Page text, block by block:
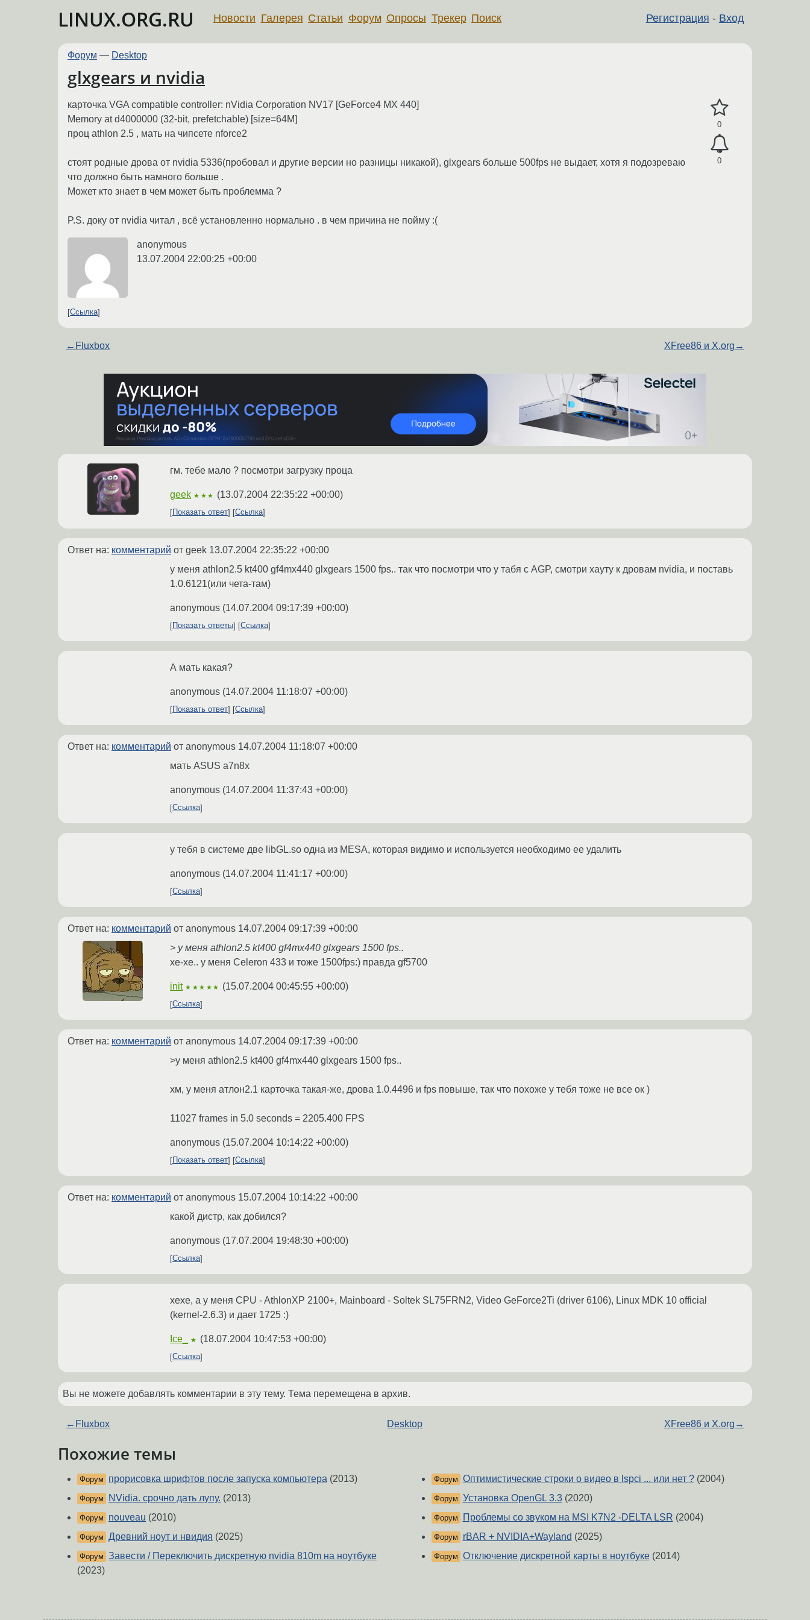
LINUX.ORG.RU Регистрация - Вход
Новости Галерея Статьи Форум Опросы Трекер Поиск
Форум — Desktop
glxgears и nvidia
0
0
карточка VGA compatible controller: nVidia Corporation NV17 [GeForce4 MX 440]
Memory at d4000000 (32-bit, prefetchable) [size=64M]
проц athlon 2.5 , мать на чипсете nforce2
стоят родные дрова от nvidia 5336(пробовал и другие версии но разницы никакой), glxgears больше 500fps не выдает, хотя я подозреваю
что должно быть намного больше .
Может кто знает в чем может быть проблемма ?
P.S. доку от nvidia читал , всё установленно нормально . в чем причина не пойму :(
anonymous
13.07.2004 22:00:25 +00:00
Ссылка
← Fluxbox XFree86 и X.org →
гм. тебе мало ? посмотри загрузку проца
geek ★★★ (13.07.2004 22:35:22 +00:00)
Показать ответ Ссылка
Ответ на: комментарий от geek 13.07.2004 22:35:22 +00:00
у меня athlon2.5 kt400 gf4mx440 glxgears 1500 fps.. так что посмотри что у табя с AGP, смотри хауту к дровам nvidia, и поставь
1.0.6121(или чета-там)
anonymous (14.07.2004 09:17:39 +00:00)
Показать ответы Ссылка
А мать какая?
anonymous (14.07.2004 11:18:07 +00:00)
Показать ответ Ссылка
Ответ на: комментарий от anonymous 14.07.2004 11:18:07 +00:00
мать ASUS a7n8x
anonymous (14.07.2004 11:37:43 +00:00)
Ссылка
у тебя в системе две libGL.so одна из MESA, которая видимо и используется необходимо ее удалить
anonymous (14.07.2004 11:41:17 +00:00)
Ссылка
Ответ на: комментарий от anonymous 14.07.2004 09:17:39 +00:00
> у меня athlon2.5 kt400 gf4mx440 glxgears 1500 fps..
хе-хе.. у меня Celeron 433 и тоже 1500fps:) правда gf5700
init ★★★★★ (15.07.2004 00:45:55 +00:00)
Ссылка
Ответ на: комментарий от anonymous 14.07.2004 09:17:39 +00:00
>у меня athlon2.5 kt400 gf4mx440 glxgears 1500 fps..
хм, у меня атлон2.1 карточка такая-же, дрова 1.0.4496 и fps повыше, так что похоже у тебя тоже не все ок )
11027 frames in 5.0 seconds = 2205.400 FPS
anonymous (15.07.2004 10:14:22 +00:00)
Показать ответ Ссылка
Ответ на: комментарий от anonymous 15.07.2004 10:14:22 +00:00
какой дистр, как добился?
anonymous (17.07.2004 19:48:30 +00:00)
Ссылка
хехе, а у меня CPU - AthlonXP 2100+, Mainboard - Soltek SL75FRN2, Video GeForce2Ti (driver 6106), Linux MDK 10 official
(kernel-2.6.3) и дает 1725 :)
Ice_ ★ (18.07.2004 10:47:53 +00:00)
Ссылка
Вы не можете добавлять комментарии в эту тему. Тема перемещена в архив.
← Fluxbox Desktop XFree86 и X.org →
Похожие темы
Форум прорисовка шрифтов после запуска компьютера (2013)
Форум NVidia. срочно дать лупу. (2013)
Форум nouveau (2010)
Форум Древний ноут и нвидия (2025)
Форум Завести / Переключить дискретную nvidia 810m на ноутбуке
(2023)
Форум Оптимистические строки о видео в lspci ... или нет ?(2004)
Форум Установка OpenGL 3.3(2020)
Форум Проблемы со звуком на MSI K7N2 -DELTA LSR (2004)
Форум rBAR + NVIDIA+Wayland (2025)
Форум Отключение дискретной карты в ноутбуке(2014)